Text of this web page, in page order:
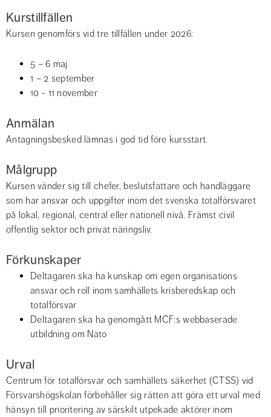
Kurstillfällen
Kursen genomförs vid tre tillfällen under 2026:
5 – 6 maj
1 – 2 september
10 - 11 november
Anmälan
Antagningsbesked lämnas i god tid före kursstart.
Målgrupp
Kursen vänder sig till chefer, beslutsfattare och handläggare
som har ansvar och uppgifter inom det svenska totalförsvaret
på lokal, regional, central eller nationell nivå. Främst civil
offentlig sektor och privat näringsliv.
Förkunskaper
Deltagaren ska ha kunskap om egen organisations
ansvar och roll inom samhällets krisberedskap och
totalförsvar
Deltagaren ska ha genomgått MCF:s webbaserade
utbildning om Nato
Urval
Centrum för totalförsvar och samhällets säkerhet (CTSS) vid
Försvarshögskolan förbehåller sig rätten att göra ett urval med
hänsyn till prioritering av särskilt utpekade aktörer inom